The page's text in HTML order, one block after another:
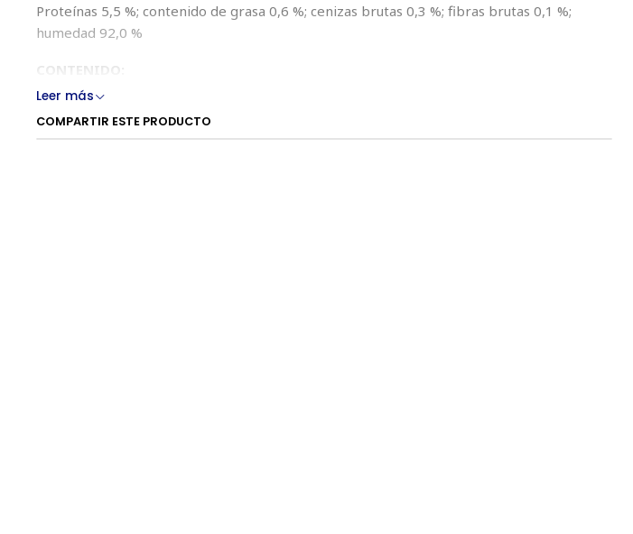
Proteínas 5,5 %; contenido de grasa 0,6 %; cenizas brutas 0,3 %; fibras brutas 0,1 %;
humedad 92,0 %
CONTENIDO:
40 gr
Leer más
COMPARTIR ESTE PRODUCTO